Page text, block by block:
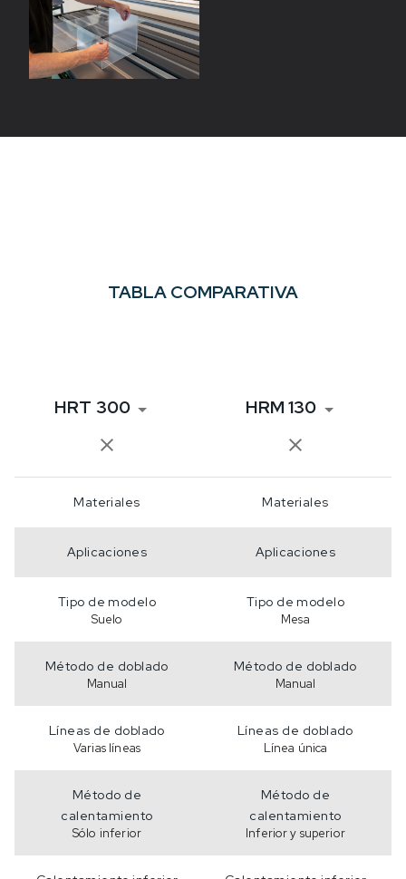
TABLA COMPARATIVA
HRT 300 HRM 130
Materiales Materiales
Aplicaciones Aplicaciones
Tipo de modelo
Suelo
Tipo de modelo
Mesa
Método de doblado
Manual
Método de doblado
Manual
Líneas de doblado
Varias líneas
Líneas de doblado
Línea única
Método de
calentamiento
Sólo inferior
Método de
calentamiento
Inferior y superior